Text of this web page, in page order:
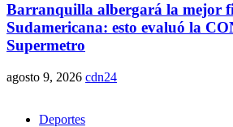
Barranquilla albergará la mejor
Sudamericana: esto evaluó la
Supermetro
agosto 9, 2026 cdn24
Deportes